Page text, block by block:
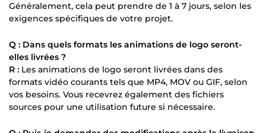
Généralement, cela peut prendre de 1 à 7 jours, selon les
exigences spécifiques de votre projet.
Q : Dans quels formats les animations de logo seront-
elles livrées ?
R : Les animations de logo seront livrées dans des
formats vidéo courants tels que MP4, MOV ou GIF, selon
vos besoins. Vous recevrez également des fichiers
sources pour une utilisation future si nécessaire.